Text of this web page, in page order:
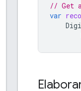
// Get
var